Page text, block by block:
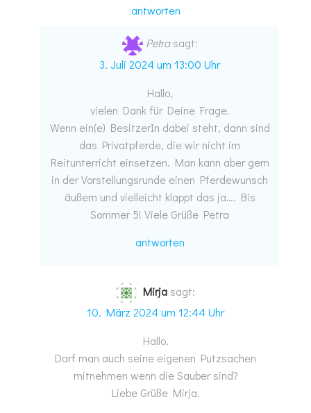
antworten
Petra sagt:
3. Juli 2024 um 13:00 Uhr
Hallo,
vielen Dank für Deine Frage.
Wenn ein(e) BesitzerIn dabei steht, dann sind
das Privatpferde, die wir nicht im
Reitunterricht einsetzen. Man kann aber gern
in der Vorstellungsrunde einen Pferdewunsch
äußern und vielleicht klappt das ja…. Bis
Sommer 5! Viele Grüße Petra
antworten
Mirjasagt:
10. März 2024 um 12:44 Uhr
Hallo.
Darf man auch seine eigenen Putzsachen
mitnehmen wenn die Sauber sind?
Liebe Grüße Mirja.